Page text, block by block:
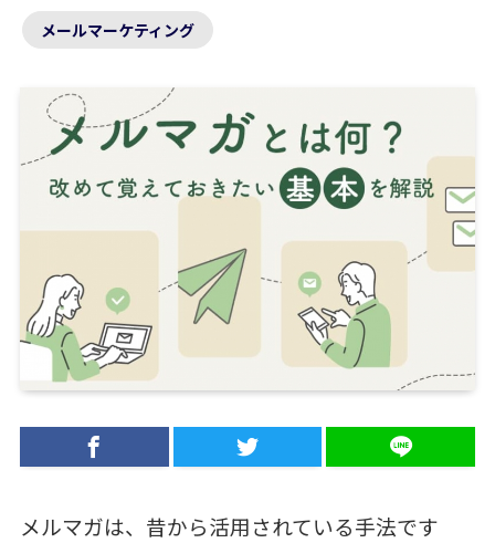
メールマーケティング
メルマガは、昔から活用されている手法です